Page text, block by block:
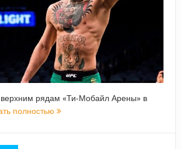
верхним рядам «Ти-Мобайл Арены» в
полностью